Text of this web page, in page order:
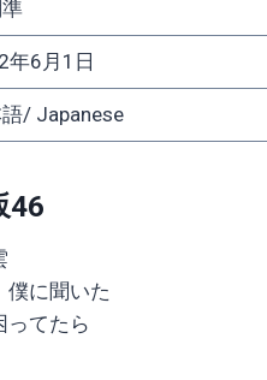
年6月1日
/ Japanese
46
に聞いた
てたら